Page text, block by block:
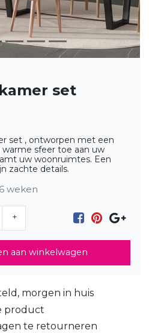
set
set , ontworpen met een
sfeer toe aan uw
uw woonruimtes. Een
zachte details.
weken
+
aan winkelwagen
morgen in huis
product
te retourneren